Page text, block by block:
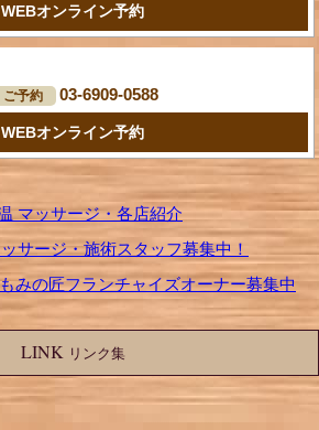
WEBオンライン予約
ご予約 03-6909-0588
WEBオンライン予約
LINK リンク集